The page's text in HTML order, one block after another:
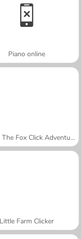
Piano online
Fennec The Fox Click Adventure
Little Farm Clicker